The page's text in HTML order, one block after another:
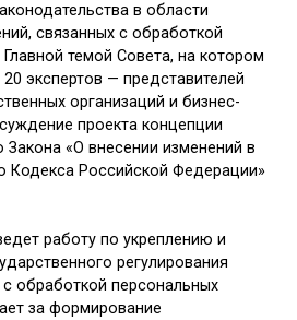
в области
связанных с обработкой
темой Совета, на котором
экспертов — представителей
организаций и бизнес-
проекта концепции
«О внесении изменений в
Кодекса Российской Федерации»
работу по укреплению и
регулирования
обработкой персональных
за формирование